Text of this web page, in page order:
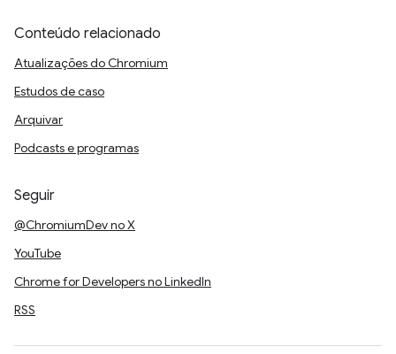
Conteúdo relacionado
Atualizações do Chromium
Estudos de caso
Arquivar
Podcasts e programas
Seguir
@ChromiumDev no X
YouTube
Chrome for Developers no LinkedIn
RSS